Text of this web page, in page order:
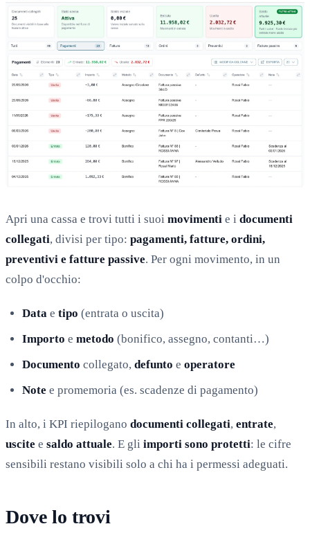
Apri una cassa e trovi tutti i suoi movimenti e i documenti
collegati, divisi per tipo: pagamenti, fatture, ordini,
preventivi e fatture passive. Per ogni movimento, in un
colpo d'occhio:
Data e tipo (entrata o uscita)
Importo e metodo (bonifico, assegno, contanti…)
Documento collegato, defunto e operatore
Note e promemoria (es. scadenze di pagamento)
In alto, i KPI riepilogano documenti collegati, entrate,
uscite e saldo attuale. E gli importi sono protetti: le cifre
sensibili restano visibili solo a chi ha i permessi adeguati.
Dove lo trovi